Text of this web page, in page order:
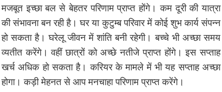
मजबूत इच्छा बल से बेहतर परिणाम प्राप्त होंगे। कम दूरी की यात्रा
की संभावना बन रही है। घर या कुटुम्ब परिवार में कोई शुभ कार्य संपन्न
हो सकता है। घरेलू जीवन में शांति बनी रहेगी। बच्चे भी अच्छा समय
व्यतीत करेंगे। वहीं छात्रों को अच्छे नतीजे प्राप्त होंगे। इस सप्ताह
खर्च अधिक हो सकता है। करियर के मामले में भी यह सप्ताह अच्छा
होगा। कड़ी मेहनत से आप मनचाहा परिणाम प्राप्त करेंगे।